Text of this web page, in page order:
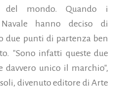
del mondo. Quando i
hanno deciso di
due punti di partenza ben
"Sono infatti queste due
davvero unico il marchio",
divenuto editore di Arte